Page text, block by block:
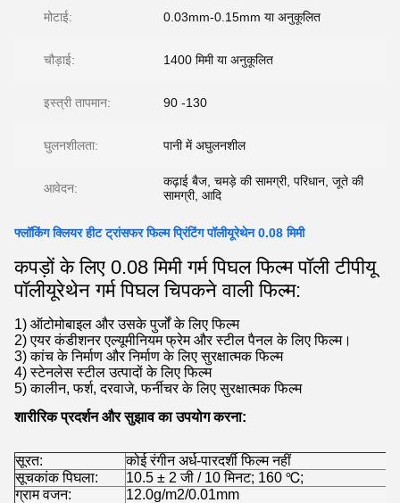
मोटाई: 0.03mm-0.15mm या अनुकूलित
चौड़ाई: 1400 मिमी या अनुकूलित
इस्त्री तापमान: 90 -130
घुलनशीलता: पानी में अघुलनशील
आवेदन:
कढ़ाई बैज, चमड़े की सामग्री, परिधान, जूते की
सामग्री, आदि
फ्लॉकिंग क्लियर हीट ट्रांसफर फिल्म प्रिंटिंग पॉलीयूरेथेन 0.08 मिमी
कपड़ों के लिए 0.08 मिमी गर्म पिघल फिल्म पॉली टीपीयू
पॉलीयूरेथेन गर्म पिघल चिपकने वाली फिल्म:
1) ऑटोमोबाइल और उसके पुर्जों के लिए फिल्म
2) एयर कंडीशनर एल्यूमीनियम फ्रेम और स्टील पैनल के लिए फिल्म।
3) कांच के निर्माण और निर्माण के लिए सुरक्षात्मक फिल्म
4) स्टेनलेस स्टील उत्पादों के लिए फिल्म
5) कालीन, फर्श, दरवाजे, फर्नीचर के लिए सुरक्षात्मक फिल्म
शारीरिक प्रदर्शन और सुझाव का उपयोग करना:
सूरत:
कोई रंगीन अर्ध-पारदर्शी फिल्म नहीं
सूचकांक पिघला:
10.5 ± 2 जी / 10 मिनट; 160 ℃;
ग्राम वजन:
12.0g/m2/0.01mm